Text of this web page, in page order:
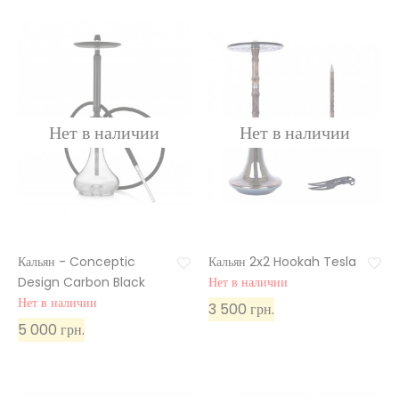
Кальян - Conceptic
Design Carbon Black
Нет в наличии
5 000 грн.
Кальян 2x2 Hookah Tesla
Нет в наличии
3 500 грн.